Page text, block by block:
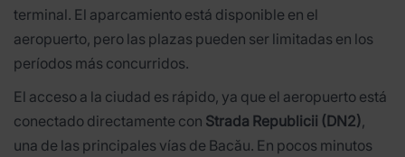
terminal. El aparcamiento está disponible en el
aeropuerto, pero las plazas pueden ser limitadas en los
períodos más concurridos.
El acceso a la ciudad es rápido, ya que el aeropuerto está
conectado directamente con Strada Republicii (DN2),
una de las principales vías de Bacău. En pocos minutos